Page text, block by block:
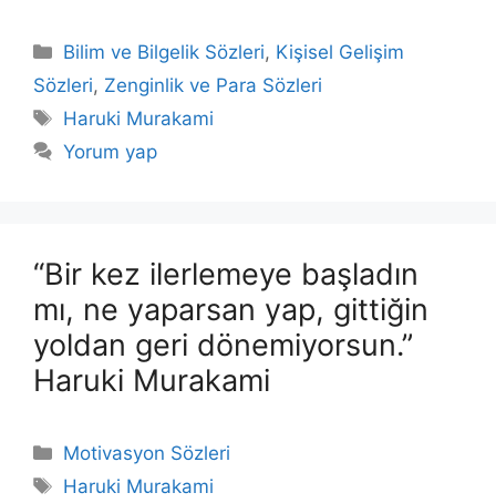
Kategoriler
Bilim ve Bilgelik Sözleri, Kişisel Gelişim
Sözleri, Zenginlik ve Para Sözleri
Etiketler
Haruki Murakami
Yorum yap
“Bir kez ilerlemeye başladın
mı, ne yaparsan yap, gittiğin
yoldan geri dönemiyorsun.”
Haruki Murakami
Kategoriler
Motivasyon Sözleri
Etiketler
Haruki Murakami